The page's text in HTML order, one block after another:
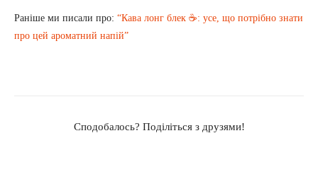
Раніше ми писали про: “Кава лонг блек ☕: усе, що потрібно знати
про цей ароматний напій”
Сподобалось? Поділіться з друзями!